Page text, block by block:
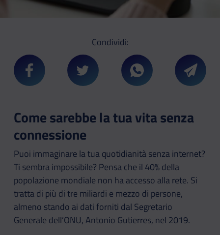
Condividi:
Condividi su FacebookCondividi su TwitterCondividi su
Come sarebbe la tua vita senza
connessione
Puoi immaginare la tua quotidianità senza internet?
Ti sembra impossibile? Pensa che il 40% della
popolazione mondiale non ha accesso alla rete. Si
tratta di più di tre miliardi e mezzo di persone,
almeno stando ai dati forniti dal Segretario
Generale dell’ONU, Antonio Gutierres, nel 2019.